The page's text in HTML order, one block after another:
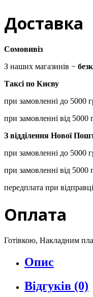
Доставка
Сомовивіз
З наших магазинів −
Таксі по Києву
при замовленні до 5000
при замовленні від 5000
З відділення Нової
при замовленні до 5000
при замовленні від 5000
передплата при
Оплата
Готівкою, Накладним
Опис
Відгуків (0)